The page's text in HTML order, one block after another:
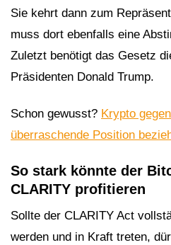
Sie kehrt dann zum
muss dort ebenfalls eine
Zuletzt benötigt das Gesetz
Präsidenten Donald Trump.
Schon gewusst? Krypto
überraschende Position
So stark könnte der
CLARITY profitieren
Sollte der CLARITY Act
werden und in Kraft treten,